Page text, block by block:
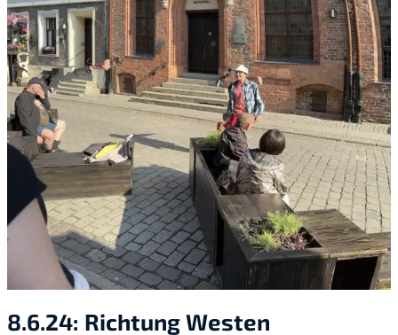
8.6.24: Richtung Westen